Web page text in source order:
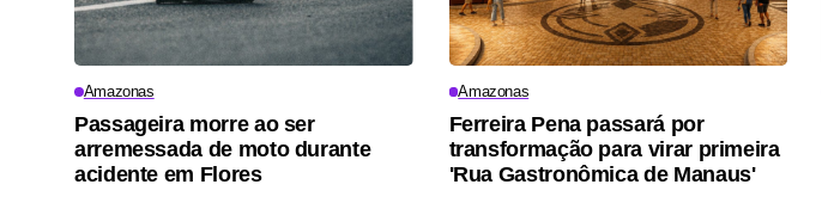
Amazonas
Passageira morre ao ser
arremessada de moto durante
acidente em Flores
Amazonas
Ferreira Pena passará por
transformação para virar primeira
'Rua Gastronômica de Manaus'